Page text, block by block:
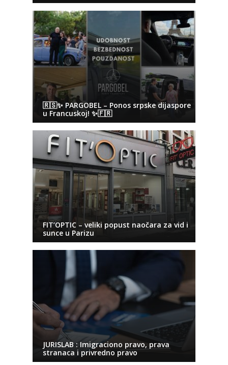
🇷🇸✨ PARGOBEL – Ponos srpske dijaspore
u Francuskoj! ✨🇫🇷
FIT’OPTIC – veliki popust naočara za vid i
sunce u Parizu
JURISLAB : Imigraciono pravo, prava
stranaca i privredno pravo